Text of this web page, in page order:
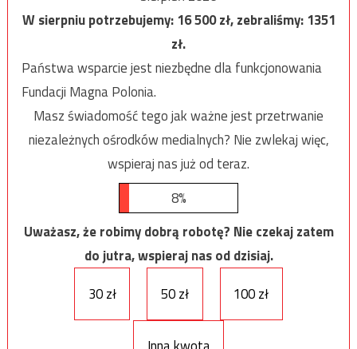
W sierpniu potrzebujemy:16 500zł, zebraliśmy:1351
zł.
Państwa wsparcie jest niezbędne dla funkcjonowania
Fundacji Magna Polonia.
Masz świadomość tego jak ważne jest przetrwanie
niezależnych ośrodków medialnych? Nie zwlekaj więc,
wspieraj nas już od teraz.
8%
Uważasz, że robimy dobrą robotę? Nie czekaj zatem
do jutra, wspieraj nas od dzisiaj.
30 zł
50 zł 100 zł